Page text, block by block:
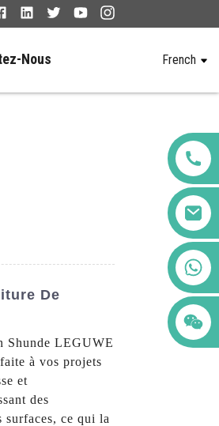
Nous French
+86 123456789122
De
Shunde LEGUWE
à vos projets
et
des
ce qui la